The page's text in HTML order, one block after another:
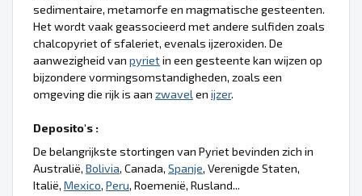
sedimentaire, metamorfe en magmatische gesteenten.
Het wordt vaak geassocieerd met andere sulfiden zoals
chalcopyriet of sfaleriet, evenals ijzeroxiden. De
aanwezigheid van pyrietin een gesteente kan wijzen op
bijzondere vormingsomstandigheden, zoals een
omgeving die rijk is aan zwavel en ijzer.
Deposito's :
De belangrijkste stortingen van Pyriet bevinden zich in
Australië, Bolivia, Canada, Spanje, Verenigde Staten,
Italië, Mexico, Peru, Roemenië, Rusland...